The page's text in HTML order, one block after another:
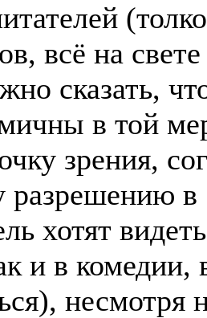
всё на
сказать,
в той
зрения,
разрешению
хотят
и в комедии,
несмотря